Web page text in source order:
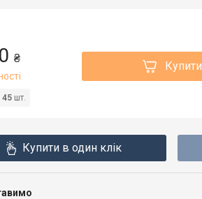
₴
45 шт.
Купити
Купити в один клік